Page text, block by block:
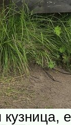
кузница,